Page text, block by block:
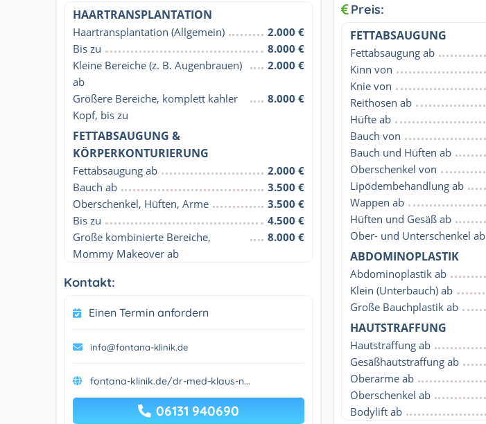
HAARTRANSPLANTATION
Haartransplantation (Allgemein)
2.000 €
Bis zu
8.000 €
Kleine Bereiche (z. B. Augenbrauen)
ab
2.000 €
Größere Bereiche, komplett kahler
Kopf, bis zu
8.000 €
FETTABSAUGUNG &
KÖRPERKONTURIERUNG
Fettabsaugung ab
2.000 €
Bauch ab
3.500 €
Oberschenkel, Hüften, Arme
3.500 €
Bis zu
4.500 €
Große kombinierte Bereiche,
Mommy Makeover ab
8.000 €
Kontakt:
Einen Termin anfordern
info@fontana-klinik.de
fontana-klinik.de/dr-med-klaus-n...
06131 940690
Preis:
FETTABSAUGUNG
Fettabsaugung ab
Kinn von
Knie von
Reithosen ab
Hüfte ab
Bauch von
Bauch und Hüften ab
Oberschenkel von
Lipödembehandlung ab
Wappen ab
Hüften und Gesäß ab
Ober- und Unterschenkel ab
ABDOMINOPLASTIK
Abdominoplastik ab
Klein (Unterbauch) ab
Große Bauchplastik ab
HAUTSTRAFFUNG
Hautstraffung ab
Gesäßhautstraffung ab
Oberarme ab
Oberschenkel ab
Bodylift ab